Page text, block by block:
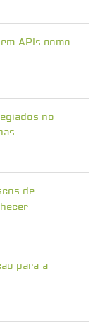
APIs como
no
de
para a